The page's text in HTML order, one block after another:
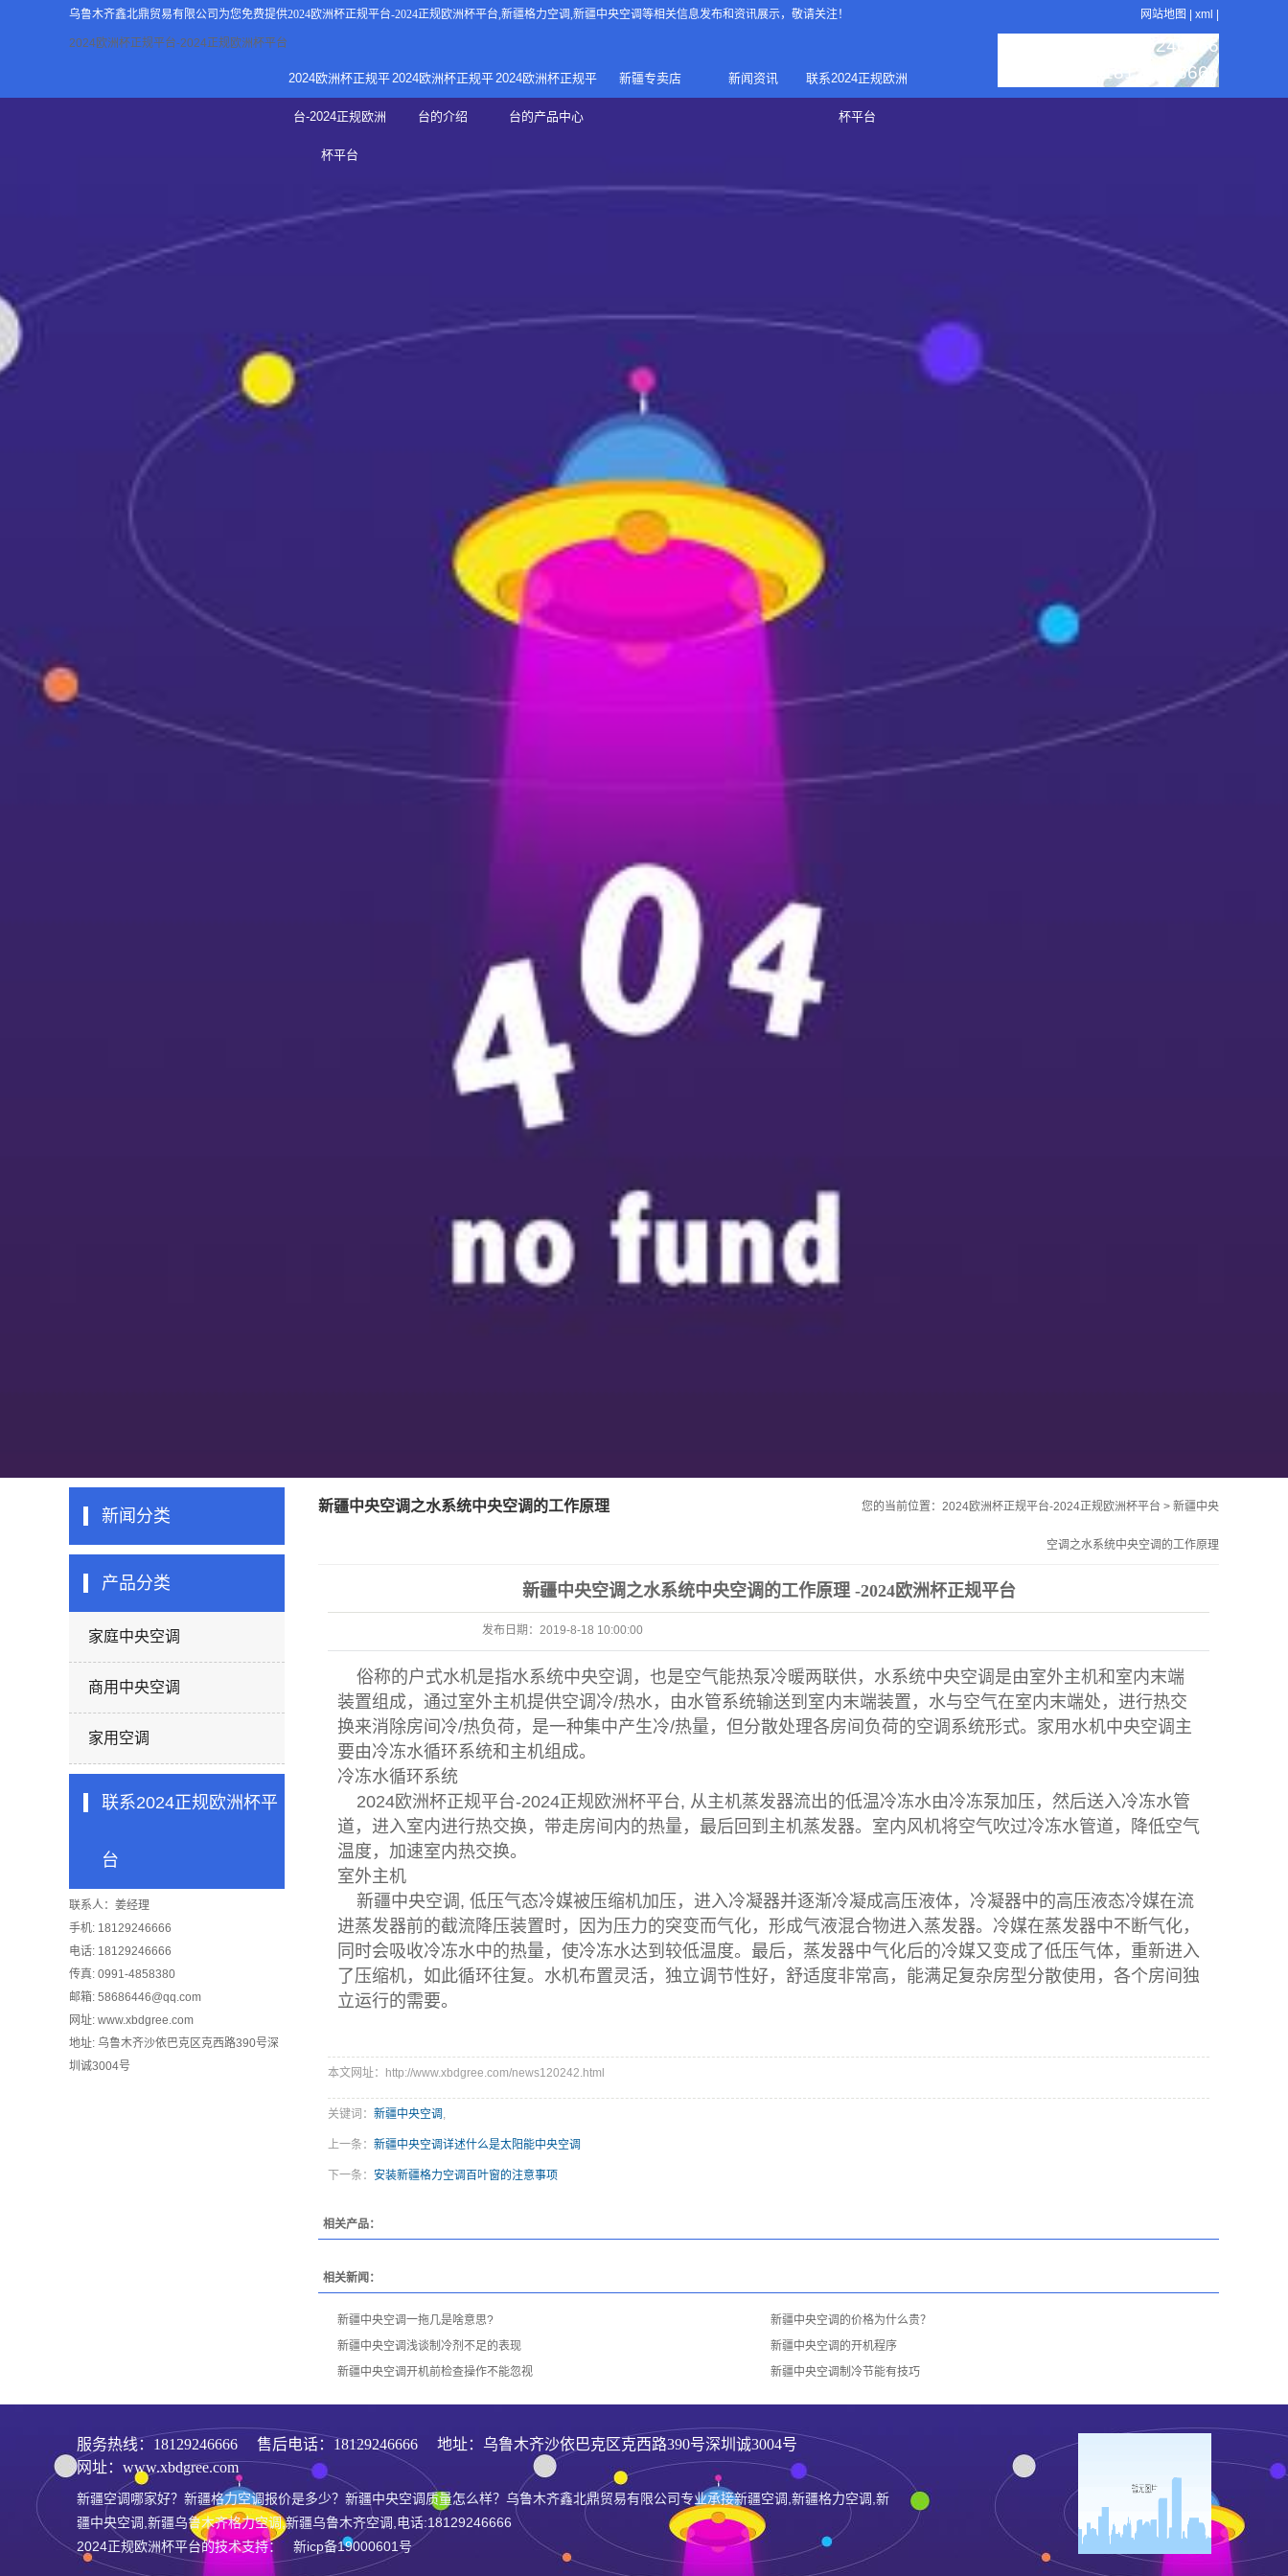
乌鲁木齐鑫北鼎贸易有限公司为您免费提供2024欧洲杯正规平台-2024正规欧洲杯平台,新疆格力空调,新疆中央空调等相关信息发布和资讯展示，敬请关注！ 网站地图 xml
2024欧洲杯正规平台-2024正规欧洲杯平台
2024欧洲杯正规平
台-2024正规欧洲
杯平台
2024欧洲杯正规平
台的介绍
关于2024正规欧洲
2024欧洲杯正规平
台的产品中心
家庭中央空调
家用空调
新疆专卖店 新闻资讯 联系2024正规欧洲
杯平台
：18129246666
：18129246666
新闻分类
产品分类
家庭中央空调
商用中央空调
家用空调
联系2024正规欧洲杯平
台
联系人：姜经理
手机: 18129246666
电话: 18129246666
传真: 0991-4858380
邮箱: 58686446@qq.com
网址: www.xbdgree.com
地址: 乌鲁木齐沙依巴克区克西路390号深
圳诚3004号
新疆中央空调之水系统中央空调的工作原理 您的当前位置： 2024欧洲杯正规平台-2024正规欧洲杯平台 > 新疆中央
空调之水系统中央空调的工作原理
新疆中央空调之水系统中央空调的工作原理 -2024欧洲杯正规平台
发布日期： 2019-8-18 10:00:00
俗称的户式水机是指水系统中央空调，也是空气能热泵冷暖两联供，水系统中央空调是由室外主机和室内末端
装置组成，通过室外主机提供空调冷/热水，由水管系统输送到室内末端装置，水与空气在室内末端处，进行热交
换来消除房间冷/热负荷，是一种集中产生冷/热量，但分散处理各房间负荷的空调系统形式。家用水机中央空调主
要由冷冻水循环系统和主机组成。
冷冻水循环系统
2024欧洲杯正规平台-2024正规欧洲杯平台, 从主机蒸发器流出的低温冷冻水由冷冻泵加压，然后送入冷冻水管
道，进入室内进行热交换，带走房间内的热量，最后回到主机蒸发器。室内风机将空气吹过冷冻水管道，降低空气
温度，加速室内热交换。
室外主机
新疆中央空调, 低压气态冷媒被压缩机加压，进入冷凝器并逐渐冷凝成高压液体，冷凝器中的高压液态冷媒在流
进蒸发器前的截流降压装置时，因为压力的突变而气化，形成气液混合物进入蒸发器。冷媒在蒸发器中不断气化，
同时会吸收冷冻水中的热量，使冷冻水达到较低温度。最后，蒸发器中气化后的冷媒又变成了低压气体，重新进入
了压缩机，如此循环往复。水机布置灵活，独立调节性好，舒适度非常高，能满足复杂房型分散使用，各个房间独
立运行的需要。
本文网址：http://www.xbdgree.com/news120242.html
关键词： 新疆中央空调 ,
上一条： 新疆中央空调详述什么是太阳能中央空调
下一条： 安装新疆格力空调百叶窗的注意事项
相关产品：
相关新闻：
新疆中央空调一拖几是啥意思?
新疆中央空调的价格为什么贵？
新疆中央空调浅谈制冷剂不足的表现
新疆中央空调的开机程序
新疆中央空调开机前检查操作不能忽视
新疆中央空调制冷节能有技巧
服务热线： 18129246666 售后电话：18129246666 地址：乌鲁木齐沙依巴克区克西路390号深圳诚3004号
网址：www.xbdgree.com
新疆空调哪家好？新疆格力空调报价是多少？新疆中央空调质量怎么样？乌鲁木齐鑫北鼎贸易有限公司专业承接新疆空调,新疆格力空调,新
疆中央空调,新疆乌鲁木齐格力空调,新疆乌鲁木齐空调,电话:18129246666
2024正规欧洲杯平台的技术支持： 新icp备19000601号